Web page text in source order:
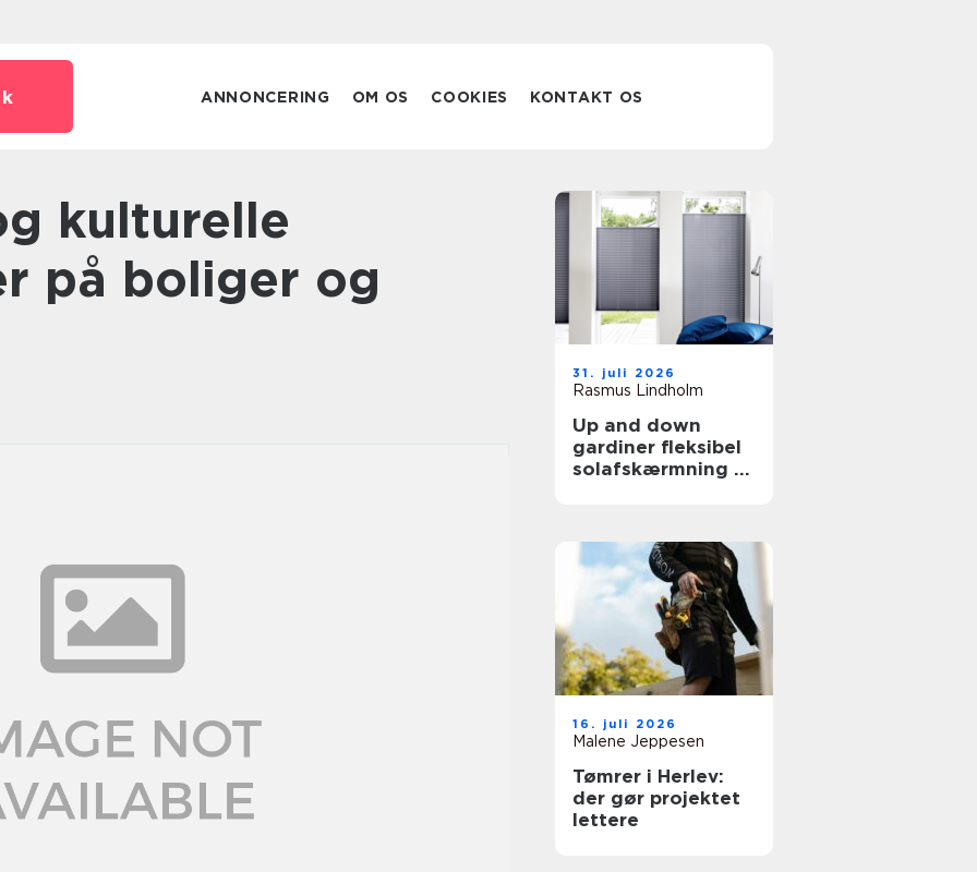
ANNONCERING OM OS COOKIES KONTAKT OS
på boliger og
31. juli 2026
Rasmus Lindholm
Up and down
gardiner fleksibel
solafskærmning til
16. juli 2026
Malene Jeppesen
Tømrer i Herlev:
der gør projektet
lettere